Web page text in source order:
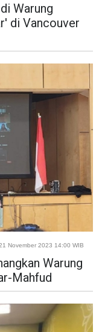
Warung
di Vancouver
November 2023 14:00 WIB
Warung
Mahfud